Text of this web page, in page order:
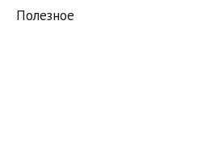
Полезное